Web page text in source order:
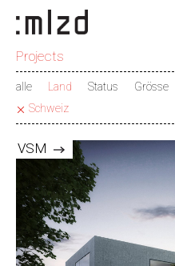
Projects
alle Land Status
Grösse
Schweiz
VSM